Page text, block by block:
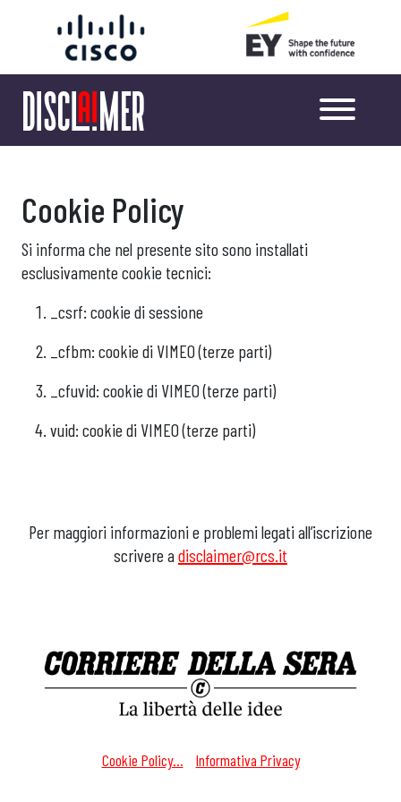
Cookie Policy
Si informa che nel presente sito sono installati
esclusivamente cookie tecnici:
_csrf: cookie di sessione
_cfbm: cookie di VIMEO (terze parti)
_cfuvid: cookie di VIMEO (terze parti)
vuid: cookie di VIMEO (terze parti)
Per maggiori informazioni e problemi legati all’iscrizione
scrivere adisclaimer@rcs.it
Cookie Policy... Informativa Privacy